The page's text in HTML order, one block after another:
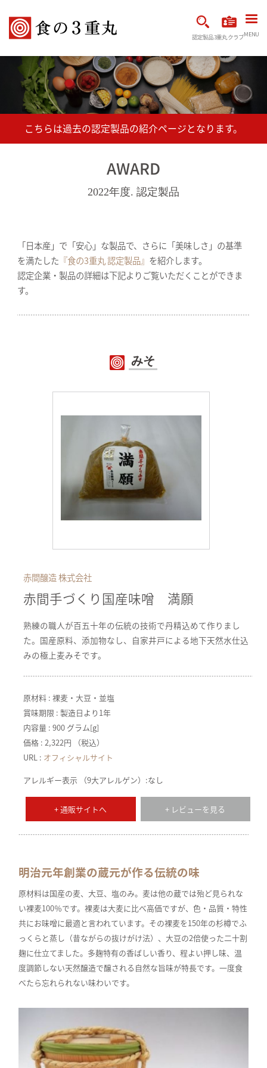
認定製品3重丸クラブMENU
AWARD
2022年度. 認定製品
「日本産」で「安心」な製品で、さらに「美味しさ」の基準
を満たした 『食の3重丸 認定製品』 を紹介します。
認定企業・製品の詳細は下記よりご覧いただくことができま
す。
みそ
赤間醸造 株式会社
赤間手づくり国産味噌 満願
熟練の職人が百五十年の伝統の技術で丹精込めて作りまし
た。国産原料、添加物なし、自家井戸による地下天然水仕込
みの極上麦みそです。
原材料 : 裸麦・大豆・並塩
賞味期限 : 製造日より1年
内容量 : 900 グラム[g]
価格 : 2,322円 （税込）
URL : オフィシャルサイト
アレルギー表示 （9大アレルゲン）:なし
+ 通販サイトへ + レビューを見る
明治元年創業の蔵元が作る伝統の味
原材料は国産の麦、大豆、塩のみ。麦は他の蔵では殆ど見られな
い裸麦100％です。裸麦は大麦に比べ高価ですが、色・品質・特性
共にお味噌に最適と言われています。その裸麦を150年の杉樽でふ
っくらと蒸し（昔ながらの抜けがけ法）、大豆の2倍使った二十割
麹に仕立てました。多麹特有の香ばしい香り、程よい押し味、温
度調節しない天然醸造で醸される自然な旨味が特長です。一度食
べたら忘れられない味わいです。